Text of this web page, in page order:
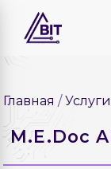
Главная
M.E.Doc